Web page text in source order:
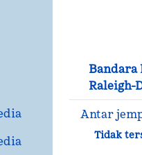
Bandara
Raleigh-
Antar
Tidak